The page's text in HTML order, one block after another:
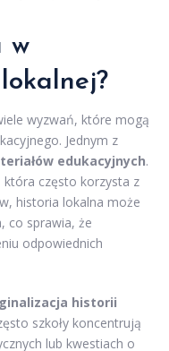
w
wyzwań, które mogą
Jednym z
edukacyjnych.
często korzysta z
historia lokalna może
co sprawia, że
odpowiednich
historii
szkoły koncentrują
lub kwestiach o